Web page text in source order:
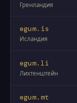
Гренландия
egum.is
Исландия
egum.li
Лихтенштейн
egum.mt